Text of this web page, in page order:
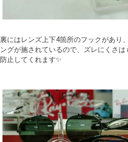
裏にはレンズ上下4箇所のフックがあり
ングが施されているので、ズレにくさ
防止してくれます✨